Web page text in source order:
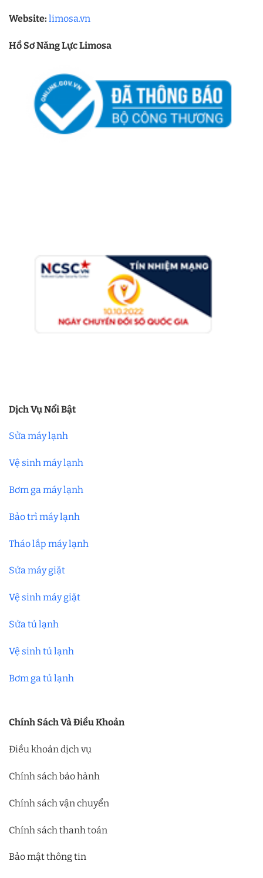
Website: limosa.vn
Hồ Sơ Năng Lực Limosa
Dịch Vụ Nổi Bật
Sửa máy lạnh
Vệ sinh máy lạnh
Bơm ga máy lạnh
Bảo trì máy lạnh
Tháo lắp máy lạnh
Sửa máy giặt
Vệ sinh máy giặt
Sửa tủ lạnh
Vệ sinh tủ lạnh
Bơm ga tủ lạnh
Chính Sách Và Điều Khoản
Điều khoản dịch vụ
Chính sách bảo hành
Chính sách vận chuyển
Chính sách thanh toán
Bảo mật thông tin